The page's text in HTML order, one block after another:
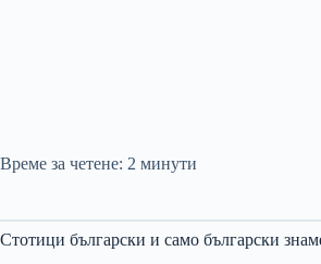
Време за четене: 2 минути
Стотици български и само български